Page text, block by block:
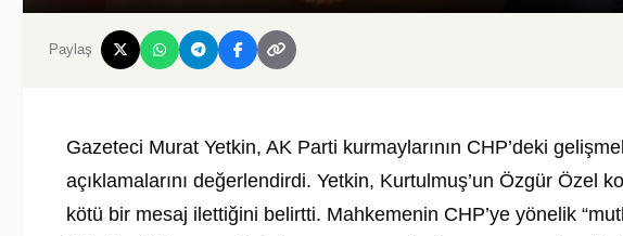
Paylaş
Gazeteci Murat Yetkin, AK Parti kurmaylarının CHP’deki
açıklamalarını değerlendirdi. Yetkin, Kurtulmuş’un Özgür Özel
kötü bir mesaj ilettiğini belirtti. Mahkemenin CHP’ye yönelik